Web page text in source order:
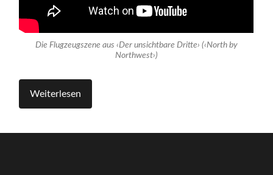
Die Flugzeugszene aus ‹Der unsichtbare Dritte› (‹North by
Northwest›)
Weiterlesen